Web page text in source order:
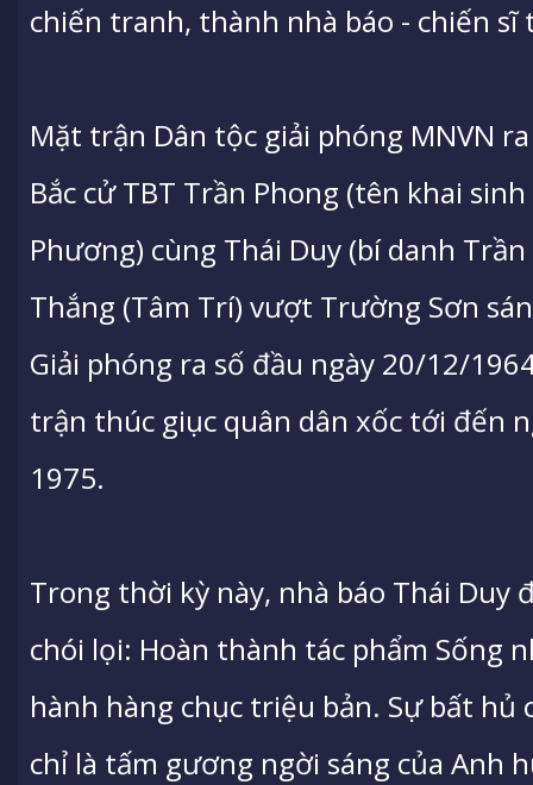
chiến tranh, thành nhà báo - chiến sĩ
Mặt trận Dân tộc giải phóng MNVN
Bắc cử TBT Trần Phong (tên khai
Phương) cùng Thái Duy (bí danh
Thắng (Tâm Trí) vượt Trường Sơn
Giải phóng ra số đầu ngày 20/12/
trận thúc giục quân dân xốc tới đến
1975.
Trong thời kỳ này, nhà báo Thái Duy
chói lọi: Hoàn thành tác phẩm Sống
hành hàng chục triệu bản. Sự bất hủ
chỉ là tấm gương ngời sáng của Anh